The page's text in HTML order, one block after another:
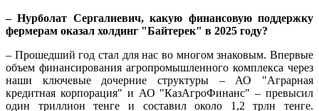
– Нурболат Сергалиевич, какую финансовую поддержку
фермерам оказал холдинг "Байтерек" в 2025 году?
– Прошедший год стал для нас во многом знаковым. Впервые
объем финансирования агропромышленного комплекса через
наши ключевые дочерние структуры – АО "Аграрная
кредитная корпорация" и АО "КазАгроФинанс" – превысил
один триллион тенге и составил около 1,2 трлн тенге.